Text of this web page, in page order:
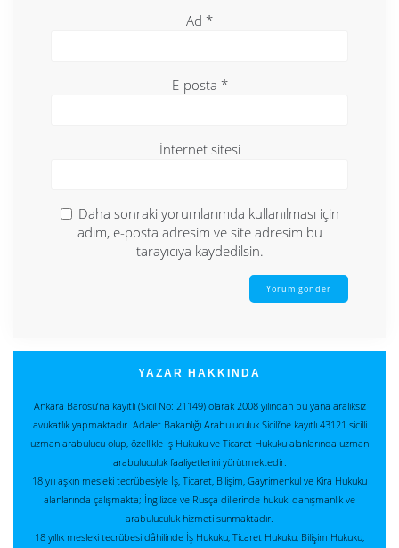
Ad *
E-posta *
İnternet sitesi
Daha sonraki yorumlarımda kullanılması için
adım, e-posta adresim ve site adresim bu
tarayıcıya kaydedilsin.
YAZAR HAKKINDA
Ankara Barosu’na kayıtlı (Sicil No: 21149) olarak 2008 yılından bu yana aralıksız
avukatlık yapmaktadır. Adalet Bakanlığı Arabuluculuk Sicili’ne kayıtlı 43121 sicilli
uzman arabulucu olup, özellikle İş Hukuku ve Ticaret Hukuku alanlarında uzman
arabuluculuk faaliyetlerini yürütmektedir.
18 yılı aşkın mesleki tecrübesiyle İş, Ticaret, Bilişim, Gayrimenkul ve Kira Hukuku
alanlarında çalışmakta; İngilizce ve Rusça dillerinde hukuki danışmanlık ve
arabuluculuk hizmeti sunmaktadır.
18 yıllık mesleki tecrübesi dâhilinde İş Hukuku, Ticaret Hukuku, Bilişim Hukuku,